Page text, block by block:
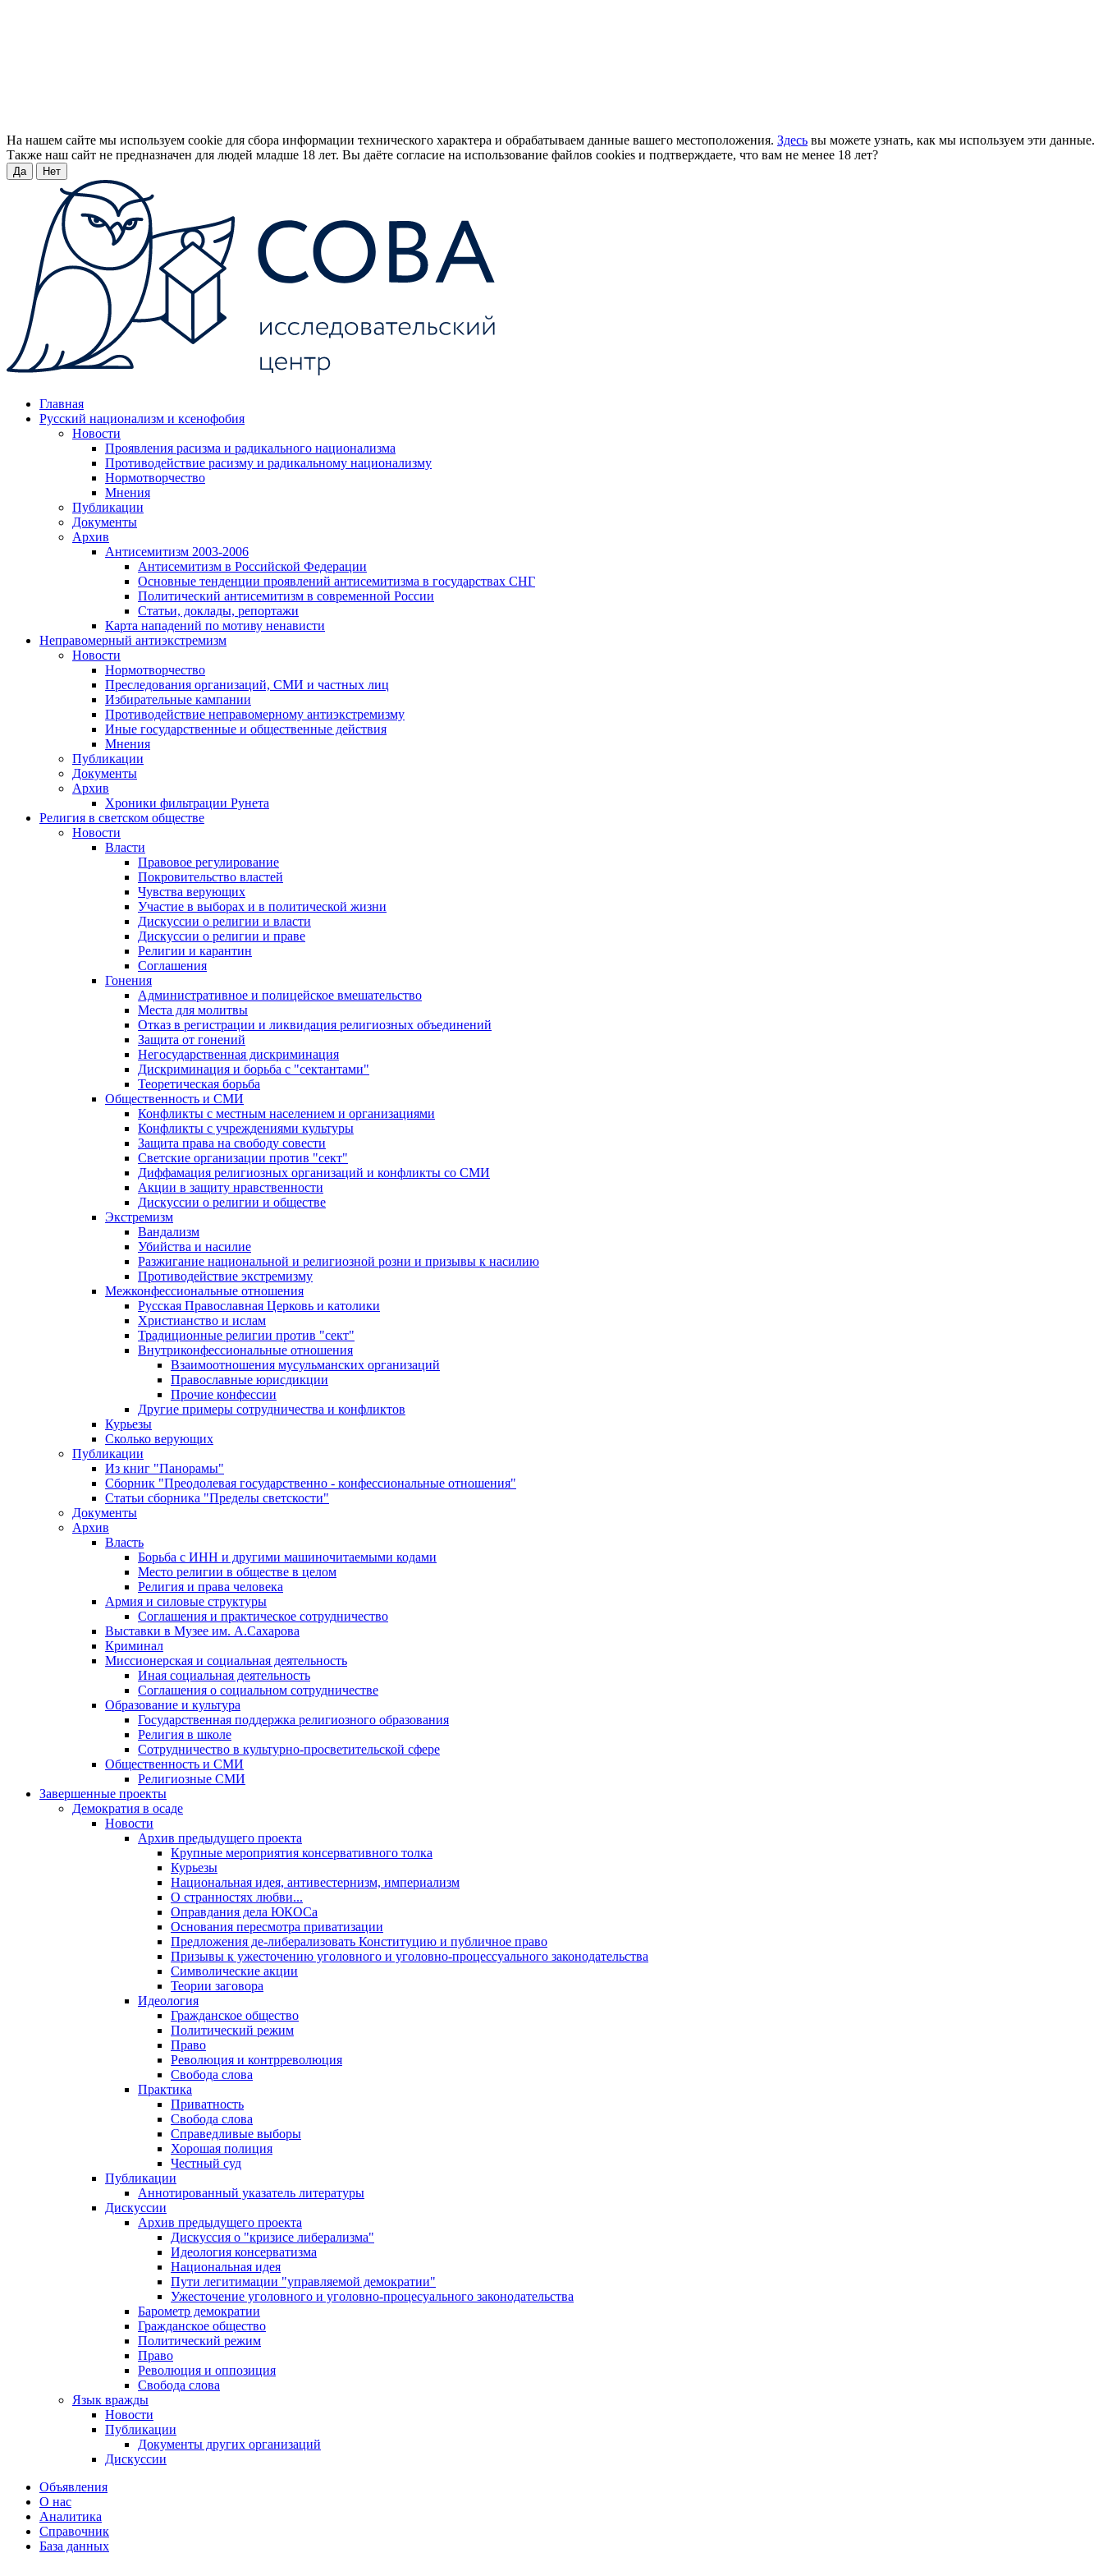
На нашем сайте мы используем cookie для сбора информации технического характера и обрабатываем данные вашего местоположения. Здесь вы можете узнать, как мы используем эти данные.
Также наш сайт не предназначен для людей младше 18 лет. Вы даёте согласие на использование файлов cookies и подтверждаете, что вам не менее 18 лет?
Да Нет
Главная
Русский национализм и ксенофобия
Новости
Проявления расизма и радикального национализма
Противодействие расизму и радикальному национализму
Нормотворчество
Мнения
Публикации
Документы
Архив
Антисемитизм 2003-2006
Антисемитизм в Российской Федерации
Основные тенденции проявлений антисемитизма в государствах СНГ
Политический антисемитизм в современной России
Статьи, доклады, репортажи
Карта нападений по мотиву ненависти
Неправомерный антиэкстремизм
Новости
Нормотворчество
Преследования организаций, СМИ и частных лиц
Избирательные кампании
Противодействие неправомерному антиэкстремизму
Иные государственные и общественные действия
Мнения
Публикации
Документы
Архив
Хроники фильтрации Рунета
Религия в светском обществе
Новости
Власти
Правовое регулирование
Покровительство властей
Чувства верующих
Участие в выборах и в политической жизни
Дискуссии о религии и власти
Дискуссии о религии и праве
Религии и карантин
Соглашения
Гонения
Административное и полицейское вмешательство
Места для молитвы
Отказ в регистрации и ликвидация религиозных объединений
Защита от гонений
Негосударственная дискриминация
Дискриминация и борьба с "сектантами"
Теоретическая борьба
Общественность и СМИ
Конфликты с местным населением и организациями
Конфликты с учреждениями культуры
Защита права на свободу совести
Светские организации против "сект"
Диффамация религиозных организаций и конфликты со СМИ
Акции в защиту нравственности
Дискуссии о религии и обществе
Экстремизм
Вандализм
Убийства и насилие
Разжигание национальной и религиозной розни и призывы к насилию
Противодействие экстремизму
Межконфессиональные отношения
Русская Православная Церковь и католики
Христианство и ислам
Традиционные религии против "сект"
Внутриконфессиональные отношения
Взаимоотношения мусульманских организаций
Православные юрисдикции
Прочие конфессии
Другие примеры сотрудничества и конфликтов
Курьезы
Сколько верующих
Публикации
Из книг "Панорамы"
Сборник "Преодолевая государственно - конфессиональные отношения"
Статьи сборника "Пределы светскости"
Документы
Архив
Власть
Борьба с ИНН и другими машиночитаемыми кодами
Место религии в обществе в целом
Религия и права человека
Армия и силовые структуры
Соглашения и практическое сотрудничество
Выставки в Музее им. А.Сахарова
Криминал
Миссионерская и социальная деятельность
Иная социальная деятельность
Соглашения о социальном сотрудничестве
Образование и культура
Государственная поддержка религиозного образования
Религия в школе
Сотрудничество в культурно-просветительской сфере
Общественность и СМИ
Религиозные СМИ
Завершенные проекты
Демократия в осаде
Новости
Архив предыдущего проекта
Крупные мероприятия консервативного толка
Курьезы
Национальная идея, антивестернизм, империализм
О странностях любви...
Оправдания дела ЮКОСа
Основания пересмотра приватизации
Предложения де-либерализовать Конституцию и публичное право
Призывы к ужесточению уголовного и уголовно-процессуального законодательства
Символические акции
Теории заговора
Идеология
Гражданское общество
Политический режим
Право
Революция и контрреволюция
Свобода слова
Практика
Приватность
Свобода слова
Справедливые выборы
Хорошая полиция
Честный суд
Публикации
Аннотированный указатель литературы
Дискуссии
Архив предыдущего проекта
Дискуссия о "кризисе либерализма"
Идеология консерватизма
Национальная идея
Пути легитимации "управляемой демократии"
Ужесточение уголовного и уголовно-процесуального законодательства
Барометр демократии
Гражданское общество
Политический режим
Право
Революция и оппозиция
Свобода слова
Язык вражды
Новости
Публикации
Документы других организаций
Дискуссии
Объявления
О нас
Аналитика
Справочник
База данных